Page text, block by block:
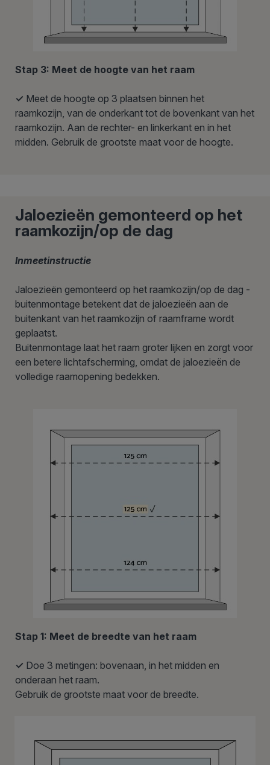
Stap 3: Meet de hoogte van het raam
✓ Meet de hoogte op 3 plaatsen binnen het
raamkozijn, van de onderkant tot de bovenkant van het
raamkozijn. Aan de rechter- en linkerkant en in het
midden. Gebruik de grootste maat voor de hoogte.
Jaloezieën gemonteerd op het
raamkozijn/op de dag
Inmeetinstructie
Jaloezieën gemonteerd op het raamkozijn/op de dag -
buitenmontage betekent dat de jaloezieën aan de
buitenkant van het raamkozijn of raamframe wordt
geplaatst.
Buitenmontage laat het raam groter lijken en zorgt voor
een betere lichtafscherming, omdat de jaloezieën de
volledige raamopening bedekken.
Stap 1: Meet de breedte van het raam
✓ Doe 3 metingen: bovenaan, in het midden en
onderaan het raam.
Gebruik de grootste maat voor de breedte.